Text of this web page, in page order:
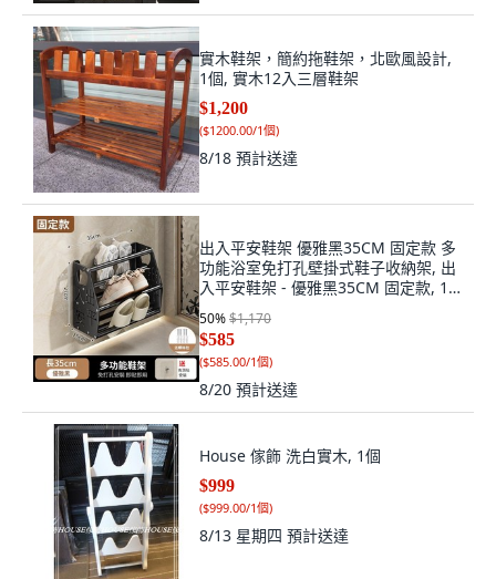
實木鞋架，簡約拖鞋架，北歐風設計,
1個, 實木12入三層鞋架
$1,200
($1200.00/1個)
8/18 預計送達
出入平安鞋架 優雅黑35CM 固定款 多
功能浴室免打孔壁掛式鞋子收納架, 出
入平安鞋架 - 優雅黑35CM 固定款, 1
50%$1,170
$585
($585.00/1個)
8/20 預計送達
House 傢飾 洗白實木, 1個
$999
($999.00/1個)
8/13 星期四 預計送達